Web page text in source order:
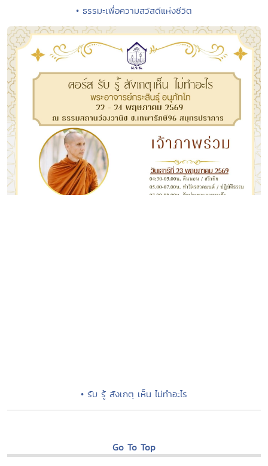
• ธรรมะเพื่อความสวัสดีแห่งชีวิต
• รับ รู้ สังเกตุ เห็น ไม่ทำอะไร
Go To Top